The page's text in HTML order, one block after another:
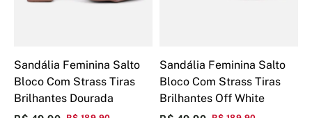
Sandália Feminina Salto
Bloco Com Strass Tiras
Brilhantes Dourada
Sandália Feminina Salto
Bloco Com Strass Tiras
Brilhantes Off White